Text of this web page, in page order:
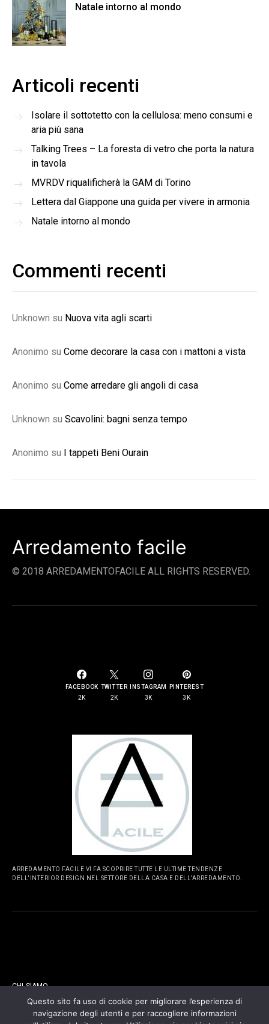
Natale intorno al mondo
Articoli recenti
Isolare il sottotetto con la cellulosa: meno consumi e
aria più sana
Talking Trees – La foresta di vetro che porta la natura
in tavola
MVRDV riqualificherà la GAM di Torino
Lettera dal Giappone una guida per vivere in armonia
Natale intorno al mondo
Commenti recenti
Unknown su Nuova vita agli scarti
Anonimo su Come decorare la casa con i mattoni a vista
Anonimo su Come arredare gli angoli di casa
Unknown su Scavolini: bagni senza tempo
Anonimo su I tappeti Beni Ourain
Arredamento facile
© 2018 ARREDAMENTOFACILE ALL RIGHTS RESERVED.
FACEBOOK
2K
TWITTER
2K
INSTAGRAM
3K
PINTEREST
3K
ARREDAMENTO FACILE VI FA SCOPRIRE TUTTE LE ULTIME TENDENZE
DELL'INTERIOR DESIGN NEL SETTORE DELLA CASA E DELL'ARREDAMENTO.
CHI SIAMO
CONTATTI
Questo sito fa uso di cookie per migliorare l’esperienza di
navigazione degli utenti e per raccogliere informazioni